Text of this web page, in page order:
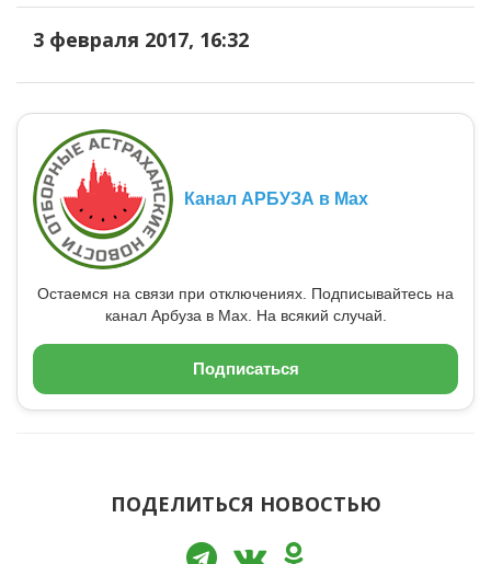
3 февраля 2017, 16:32
Канал АРБУЗА в Max
Остаемся на связи при отключениях. Подписывайтесь на
канал Арбуза в Max. На всякий случай.
Подписаться
ПОДЕЛИТЬСЯ НОВОСТЬЮ